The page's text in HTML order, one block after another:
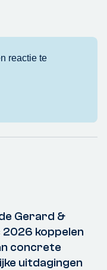
Gerard &
koppelen
concrete
uitdagingen